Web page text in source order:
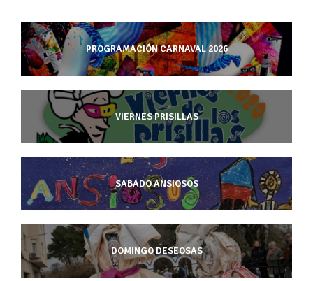
PROGRAMACIÓN CARNAVAL 2026
VIERNES PRISILLAS
SABADO ANSIOSOS
DOMINGO DESEOSAS